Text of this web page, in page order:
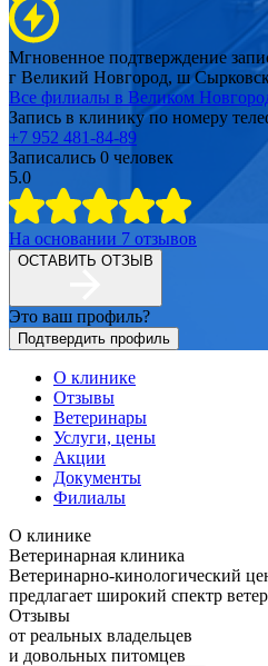
Мгновенное подтверждение
г Великий Новгород, ш
Все филиалы в Великом
Запись в клинику по номеру
+7 952 481-84-89
Записались 0 человек
5.0
На основании 7 отзывов
ОСТАВИТЬ ОТЗЫВ
Это ваш профиль?
Подтвердить профиль
О клинике
Отзывы
Ветеринары
Услуги, цены
Акции
Документы
Филиалы
О клинике
Ветеринарная клиника
Ветеринарно-кинологический
предлагает широкий спектр
Отзывы
от реальных владельцев
и довольных питомцев